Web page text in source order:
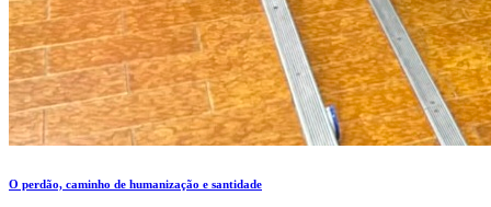
O perdão, caminho de humanização e santidade